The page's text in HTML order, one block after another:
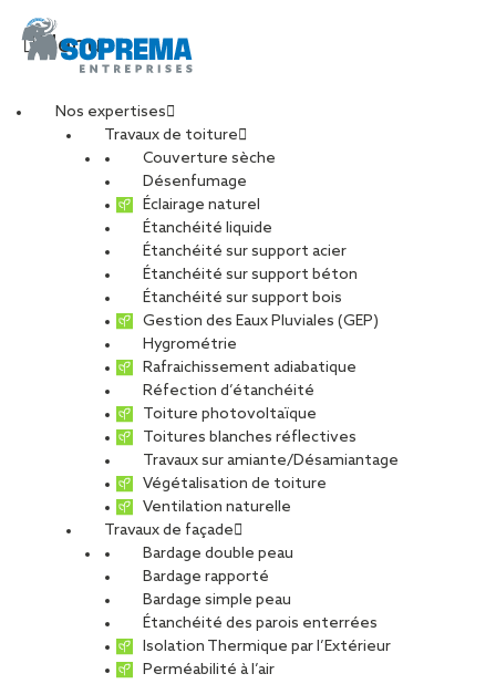
Menu
Nos expertises
Travaux de toiture
Couverture sèche
Désenfumage
Éclairage naturel
Étanchéité liquide
Étanchéité sur support acier
Étanchéité sur support béton
Étanchéité sur support bois
Gestion des Eaux Pluviales (GEP)
Hygrométrie
Rafraichissement adiabatique
Réfection d’étanchéité
Toiture photovoltaïque
Toitures blanches réflectives
Travaux sur amiante/Désamiantage
Végétalisation de toiture
Ventilation naturelle
Travaux de façade
Bardage double peau
Bardage rapporté
Bardage simple peau
Étanchéité des parois enterrées
Isolation Thermique par l’Extérieur
Perméabilité à l’air
Atypix – Photo-
Reportage – Chantier
Gruau – 117 (Web)
PARTAGER
13 septembre 2017